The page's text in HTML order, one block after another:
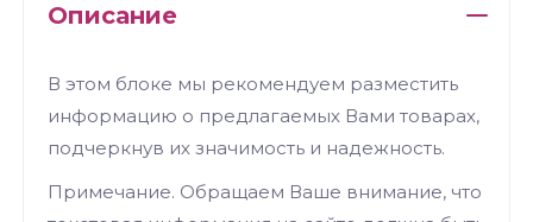
Описание
В этом блоке мы рекомендуем разместить
информацию о предлагаемых Вами товарах,
подчеркнув их значимость и надежность.
Примечание. Обращаем Ваше внимание, что